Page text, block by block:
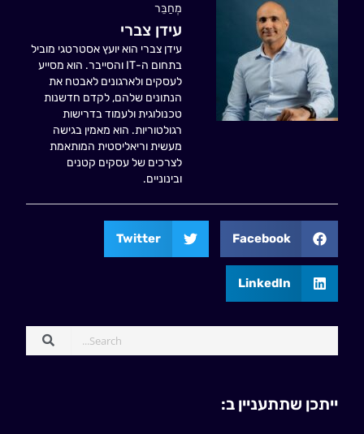
ייתכן שתתעניין ב:
מְחַבֵּר
עידן צברי
עידן צברי הוא יועץ אסטרטגי מוביל
בתחום ה-IT והסייבר. הוא מסייע
לעסקים ולארגונים לאבטח את
הנתונים שלהם, לקדם חדשנות
טכנולוגית ולעמוד בדרישות
רגולטוריות. הוא מאמין בגישה
מעשית וריאליסטית המותאמת
לצרכים של עסקים קטנים
ובינוניים.
Facebook
Twitter
LinkedIn